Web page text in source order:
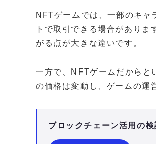
NFTゲームでは、一部のキャ
トで取引できる場合があり
がる点が大きな違いです。
一方で、NFTゲームだからと
の価格は変動し、ゲームの運
ブロックチェーン活用の